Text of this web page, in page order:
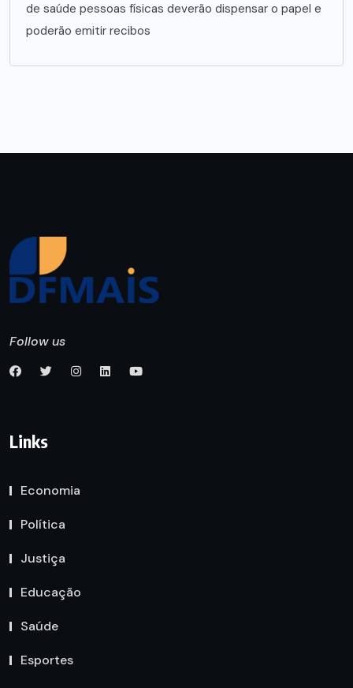
de saúde pessoas físicas deverão dispensar o papel e
poderão emitir recibos
Follow us
Links
Economia
Política
Justiça
Educação
Saúde
Esportes